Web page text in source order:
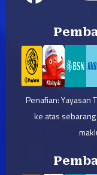
Penafian: Yayasan
ke atas